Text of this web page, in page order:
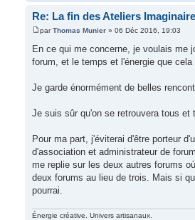
Re: La fin des Ateliers
parThomas Munier » 06 Déc 2016, 19:03
En ce qui me concerne, je voulais me
forum, et le temps et l'énergie que cela
Je garde énormément de belles
Je suis sûr qu'on se retrouvera tous
Pour ma part, j'éviterai d'être porteur
d'association et administrateur de
me replie sur les deux autres forums
deux forums au lieu de trois. Mais si
pourrai.
Énergie créative. Univers artisanaux.